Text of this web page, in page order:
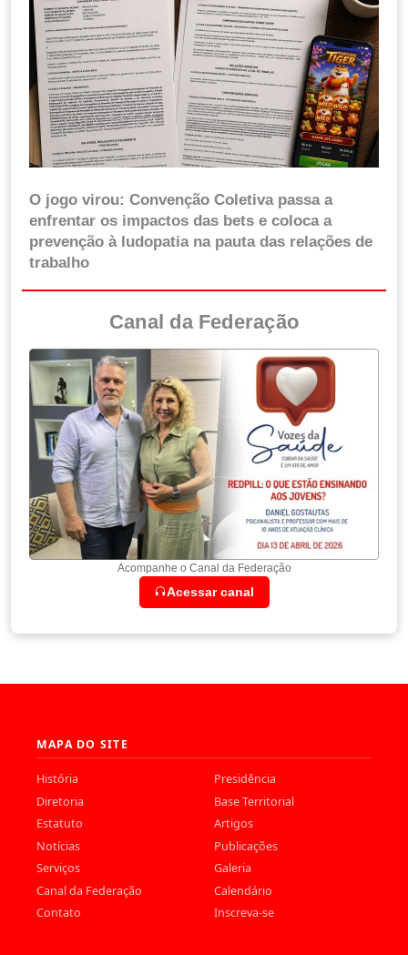
O jogo virou: Convenção Coletiva passa a
enfrentar os impactos das bets e coloca a
prevenção à ludopatia na pauta das relações de
trabalho
Canal da Federação
Acompanhe o Canal da Federação
Acessar canal
MAPA DO SITE
História
Presidência
Diretoria
Base Territorial
Estatuto
Artigos
Notícias
Publicações
Serviços
Galeria
Canal da Federação
Calendário
Contato
Inscreva-se